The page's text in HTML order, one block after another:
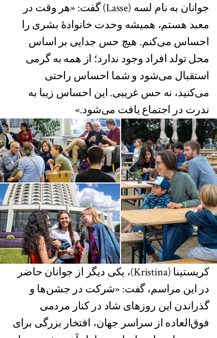
جوانان به نام لسه (Lasse) گفت: «هر وقت در
معبد هستم، همیشه وحدت خانوادۀ بشری را
احساس می‌کنم. هیچ حس جدایی بر اساس
محل تولد افراد وجود ندارد؛ از همه به گرمی
استقبال می‌شود و شما احساس راحتی
می‌کنید، نه حس غریبی. این احساس زیبا به
ندرت در اجتماع یافت می‌شود.»
کریستینا (Kristina)، یکی دیگر از جوانان حاضر
در این مراسم، گفت: «شرکت در جشن‌ها و
گذراندن این روزهای شاد در کنار مردمی
فوق‌العاده‌ از سراسر جهان، افتخار بزرگی برای